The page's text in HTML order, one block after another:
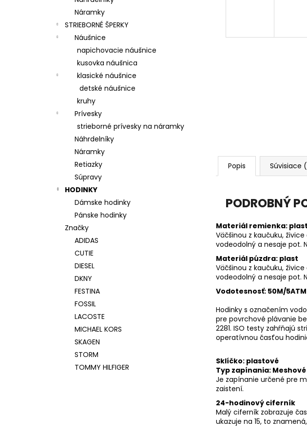
Náramky
STRIEBORNÉ ŠPERKY
Náušnice
napichovacie náušnice
kusovka náušnica
klasické náušnice
detské náušnice
kruhy
Prívesky
strieborné prívesky na náramky
Náhrdelníky
Náramky
Retiazky
Súpravy
HODINKY
Dámske hodinky
Pánske hodinky
Značky
ADIDAS
CUTIE
DIESEL
DKNY
FESTINA
FOSSIL
LACOSTE
MICHAEL KORS
SKAGEN
STORM
TOMMY HILFIGER
Popis Súvisiace
PODROBNÝ
Materiál remienka: plast
Väčšinou z kaučuku,
vodeodolný a nesaje pot.
Materiál púzdra: plast
Väčšinou z kaučuku,
vodeodolný a nesaje pot.
Vodotesnosť: 50M/5ATM
Hodinky s označením
pre povrchové plávanie
2281. ISO testy zahŕňajú
operatívnou časťou
Sklíčko: plastové
Typ zapínania:
Je zapínanie určené pre
zaistení.
24-hodinový ciferník
Malý ciferník zobrazuje
ukazuje na 15, to